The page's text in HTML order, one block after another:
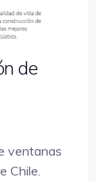
de
ventanas
Chile.